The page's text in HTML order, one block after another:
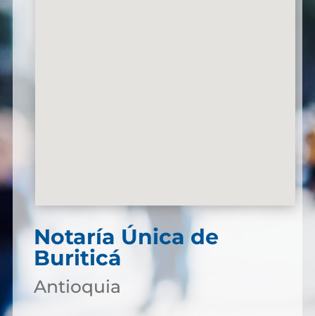
Notaría Única de
Buriticá
Antioquia